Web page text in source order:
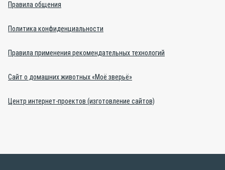
Правила общения
Политика конфиденциальности
Правила применения рекомендательных технологий
Сайт о домашних животных «Моё зверьё»
Центр интернет-проектов (изготовление сайтов)